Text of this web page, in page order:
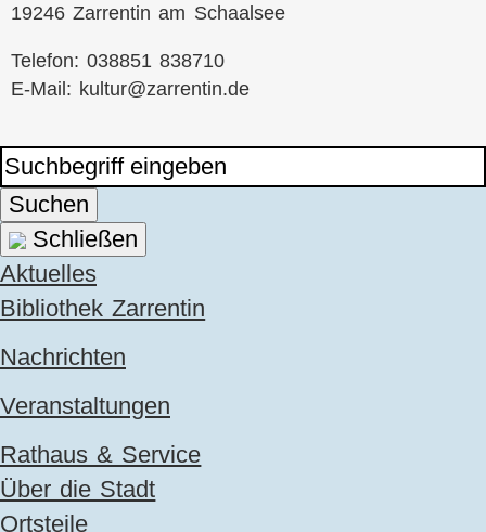
19246 Zarrentin am Schaalsee
Telefon: 038851 838710
E-Mail: kultur@zarrentin.de
Suchen
Schließen
Navigation
überspringen
Aktuelles
Bibliothek Zarrentin
Nachrichten
Veranstaltungen
Rathaus & Service
Über die Stadt
Ortsteile